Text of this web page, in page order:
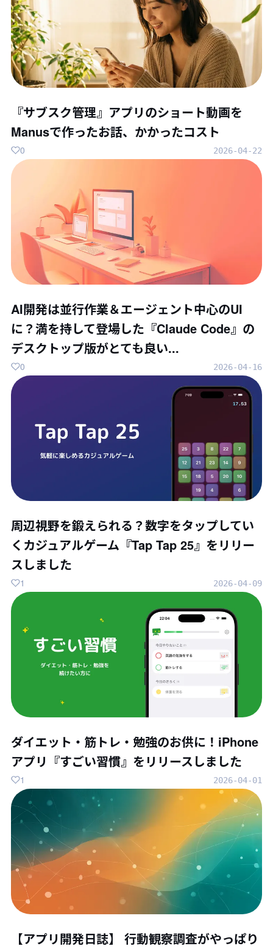
『サブスク管理』アプリのショート動画を
Manusで作ったお話、かかったコスト
2026-04-22
0
AI開発は並行作業＆エージェント中心のUI
に？満を持して登場した『Claude Code』の
デスクトップ版がとても良い...
2026-04-16
0
周辺視野を鍛えられる？数字をタップしてい
くカジュアルゲーム『Tap Tap 25』をリリー
スしました
2026-04-09
1
ダイエット・筋トレ・勉強のお供に！iPhone
アプリ『すごい習慣』をリリースしました
2026-04-01
1
【アプリ開発日誌】 行動観察調査がやっぱり